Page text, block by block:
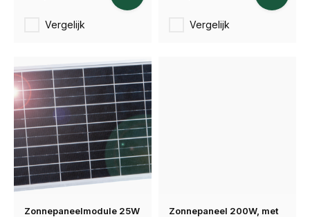
Vergelijk Vergelijk
Zonnepaneelmodule 25W
Zonnepaneel 200W, met